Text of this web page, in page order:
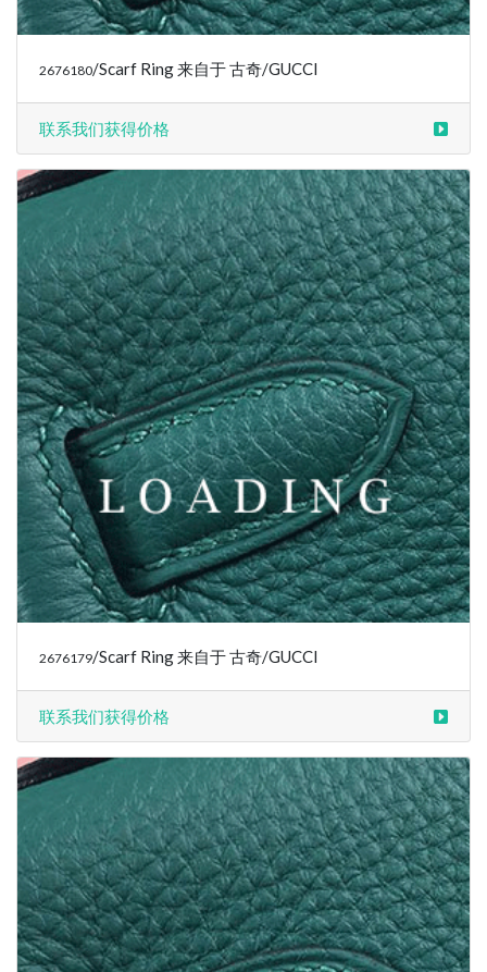
2676180/Scarf Ring 来自于 古奇/GUCCI
联系我们获得价格
2676179/Scarf Ring 来自于 古奇/GUCCI
联系我们获得价格